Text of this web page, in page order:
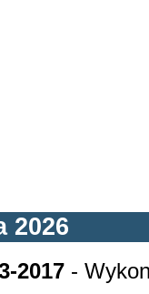
2026
2017-